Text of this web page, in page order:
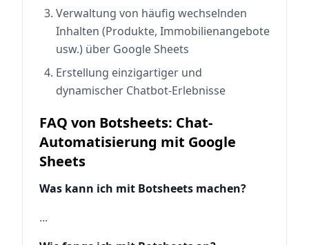
Verwaltung von häufig wechselnden
Inhalten (Produkte, Immobilienangebote
usw.) über Google Sheets
Erstellung einzigartiger und
dynamischer Chatbot-Erlebnisse
FAQ von Botsheets: Chat-
Automatisierung mit Google
Sheets
Was kann ich mit Botsheets machen?
...